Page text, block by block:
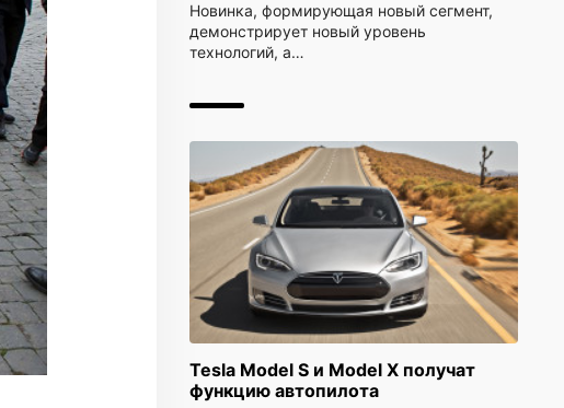
Новинка, формирующая новый сегмент,
демонстрирует новый уровень
технологий, а…
Tesla Model S и Model X получат
функцию автопилота